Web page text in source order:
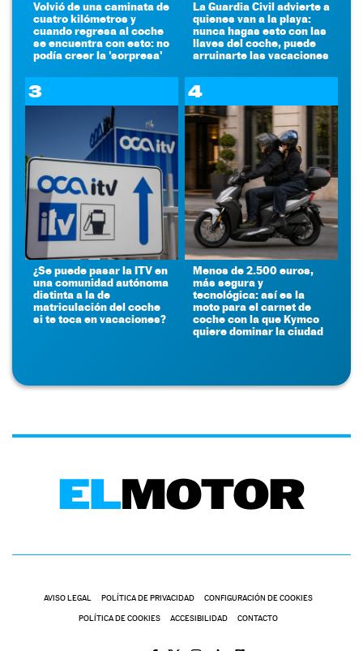
Volvió de una caminata de
cuatro kilómetros y
cuando regresa al coche
se encuentra con esto: no
podía creer la 'sorpresa'
La Guardia Civil advierte a
quienes van a la playa:
nunca hagas esto con las
llaves del coche, puede
arruinarte las vacaciones
3
¿Se puede pasar la ITV en
una comunidad autónoma
distinta a la de
matriculación del coche
si te toca en vacaciones?
4
Menos de 2.500 euros,
más segura y
tecnológica: así es la
moto para el carnet de
coche con la que Kymco
quiere dominar la ciudad
AVISO LEGAL POLÍTICA DE PRIVACIDAD CONFIGURACIÓN DE COOKIES
POLÍTICA DE COOKIES ACCESIBILIDAD CONTACTO